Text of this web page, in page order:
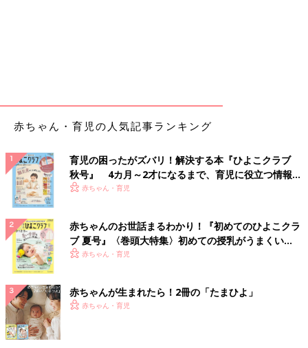
赤ちゃん・育児の人気記事ランキング
育児の困ったがズバリ！解決する本『ひよこクラブ
秋号』 4カ月～2才になるまで、育児に役立つ情報が
いっぱい！
赤ちゃん・育児
赤ちゃんのお世話まるわかり！『初めてのひよこクラ
ブ 夏号』〈巻頭大特集〉初めての授乳がうまくい
く！ おっぱい・ミルクの基本と夏のトラブル 解決テ
赤ちゃん・育児
赤ちゃんが生まれたら！2冊の「たまひよ」
赤ちゃん・育児